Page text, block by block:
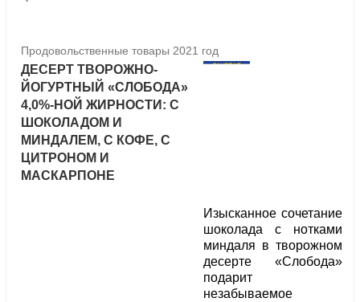
Продовольственные товары 2021 год
ДЕСЕРТ ТВОРОЖНО-
ЙОГУРТНЫЙ «СЛОБОДА»
4,0%-НОЙ ЖИРНОСТИ: С
ШОКОЛАДОМ И
МИНДАЛЕМ, С КОФЕ, С
ЦИТРОНОМ И
МАСКАРПОНЕ
Изысканное сочетание
шоколада с нотками
миндаля в творожном
десерте «Слобода»
подарит
незабываемое